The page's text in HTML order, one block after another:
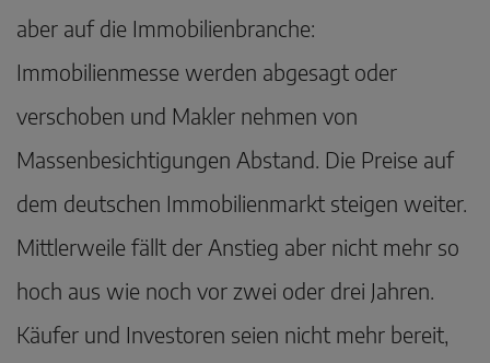
aber auf die Immobilienbranche:
Immobilienmesse werden abgesagt oder
verschoben und Makler nehmen von
Massenbesichtigungen Abstand. Die Preise auf
dem deutschen Immobilienmarkt steigen weiter.
Mittlerweile fällt der Anstieg aber nicht mehr so
hoch aus wie noch vor zwei oder drei Jahren.
Käufer und Investoren seien nicht mehr bereit,